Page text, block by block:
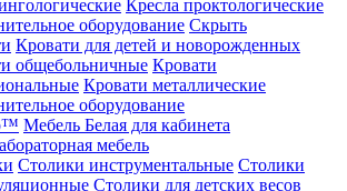
Кресла проктологические
оборудование Скрыть
Кровати для детей и новорожденных
общебольничные Кровати
Кровати металлические
оборудование
Мебель Белая для кабинета
мебель
Столики инструментальные Столики
Столики для детских весов